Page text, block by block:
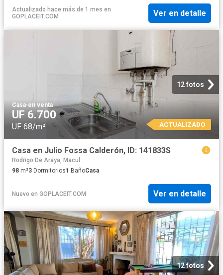
Actualizado hace más de 1 mes en
GOPLACEIT.COM
Ver en detalle
12 fotos
Casa·en venta
UF 6.700
UF 68/m² ACTUALIZADO
Casa en Julio Fossa Calderón, ID: 141833S
Rodrigo De Araya, Macul
98 m²3 Dormitorios1 BañoCasa
Nuevo en GOPLACEIT.COM Ver en detalle
12 fotos